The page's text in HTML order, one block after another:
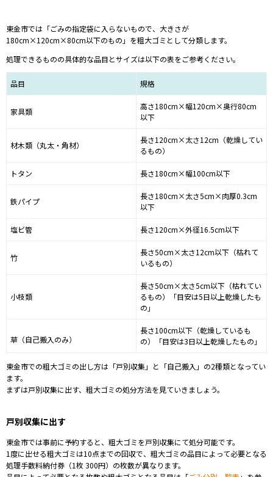
東金市では「ごみの指定袋に入らないもので、大きさが
180cm×120cm×80cm以下のもの 」を粗大ゴミとして分類します。
処理できるものの具体的な品目とサイズは以下の表をご参考ください。
品目 規格
家具類
高さ180cm×幅120cm×奥行80cm
以下
材木類（丸太・角材）
長さ120cm×太さ12cm（乾燥してい
るもの）
トタン 長さ180cm×幅100cm以下
鉄パイプ
長さ180cm×太さ5cm×肉厚0.3cm
以下
塩ビ管 長さ120cm×外径16.5cm以下
竹
長さ50cm×太さ12cm以下（枯れて
いるもの）
小枝類
長さ50cm×太さ5cm以下（枯れてい
るもの）「目安は5日以上乾燥したも
の」
草（自己搬入のみ）
長さ100cm以下（乾燥しているも
の）「目安は3日以上乾燥したもの」
東金市での粗大ゴミの出し方は「戸別収集」と「自己搬入」の2種類となってい
ます。
まずは戸別収集に出す、 粗大ゴミの処分方法を見ていきましょう。
戸別収集に出す
東金市では事前に予約すると、粗大ゴミを戸別収集にて処分可能です。
1度に出せる粗大ゴミは10点までの回収で、粗大ゴミの品目によって必要となる
処理手数料納付券（1枚 300円）の枚数が異なります。